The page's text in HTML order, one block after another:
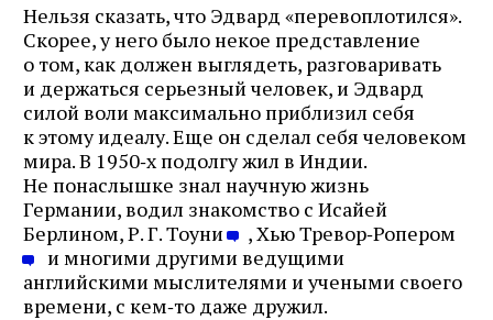
Нельзя сказать, что Эдвард «перевоплотился».
Скорее, у него было некое представление
о том, как должен выглядеть, разговаривать
и держаться серьезный человек, и Эдвард
силой воли максимально приблизил себя
к этому идеалу. Еще он сделал себя человеком
мира. В 1950‑х подолгу жил в Индии.
Не понаслышке знал научную жизнь
Германии, водил знакомство с Исайей
Берлином, Р. Г. Тоуни
, Хью Тревор‑Ропером
и многими другими ведущими
английскими мыслителями и учеными своего
времени, с кем‑то даже дружил.